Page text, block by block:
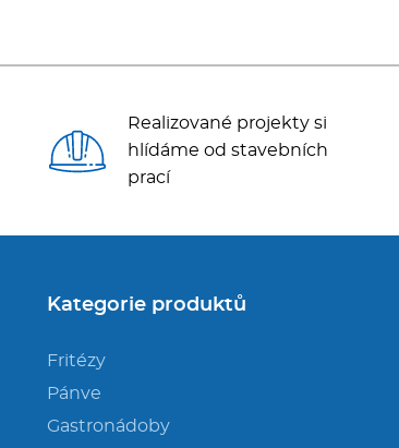
Realizované projekty si
hlídáme od stavebních
prací
Kategorie produktů
Fritézy
Pánve
Gastronádoby